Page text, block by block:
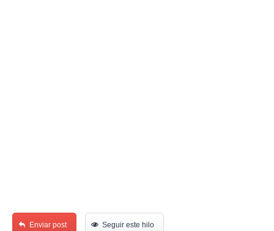
Enviar post Seguir este hilo